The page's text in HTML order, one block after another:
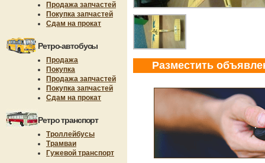
Продажа запчастей
Покупка запчастей
Сдам на прокат
Ретро-автобусы
Продажа
Покупка
Продажа запчастей
Покупка запчастей
Сдам на прокат
Ретро транспорт
Троллейбусы
Трамваи
Гужевой транспорт
Разместить